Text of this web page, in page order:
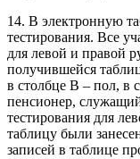
14. В электронную
тестирования. Все
для левой и правой
получившейся
в столбце B – пол, в
пенсионер,
тестирования для
таблицу были
записей в таблице